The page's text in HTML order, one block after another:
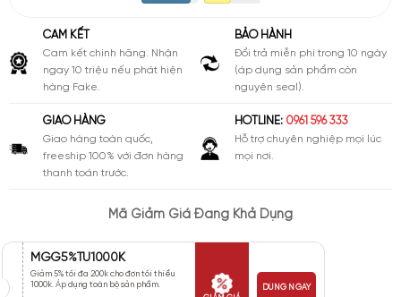
CAM KẾT
Cam kết chính hãng. Nhận
ngay 10 triệu nếu phát hiện
hàng Fake.
BẢO HÀNH
Đổi trả miễn phí trong 10 ngày
(áp dụng sản phẩm còn
nguyên seal).
GIAO HÀNG
Giao hàng toàn quốc,
freeship 100% với đơn hàng
thanh toán trước.
HOTLINE: 0961 596 333
Hỗ trợ chuyên nghiệp mọi lúc
mọi nơi.
Mã Giảm Giá Đang Khả Dụng
MGG5%TU1000K
Giảm 5% tối đa 200k cho đơn tối thiểu
1000k. Áp dụng toàn bộ sản phẩm.
DÙNG NGAY